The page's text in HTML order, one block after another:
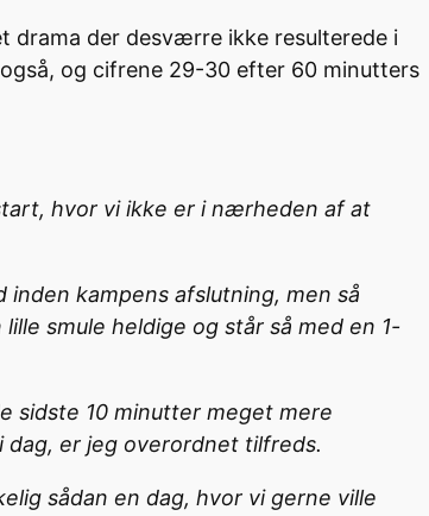
drama der desværre ikke resulterede i
og cifrene 29-30 efter 60 minutters
hvor vi ikke er i nærheden af at
kampens afslutning, men så
smule heldige og står så med en 1-
sidste 10 minutter meget mere
er jeg overordnet tilfreds.
sådan en dag, hvor vi gerne ville